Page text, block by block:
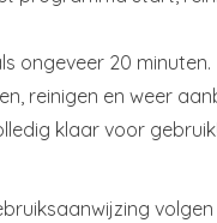
ongeveer 20 minuten.
reinigen en weer
klaar voor gebruik!